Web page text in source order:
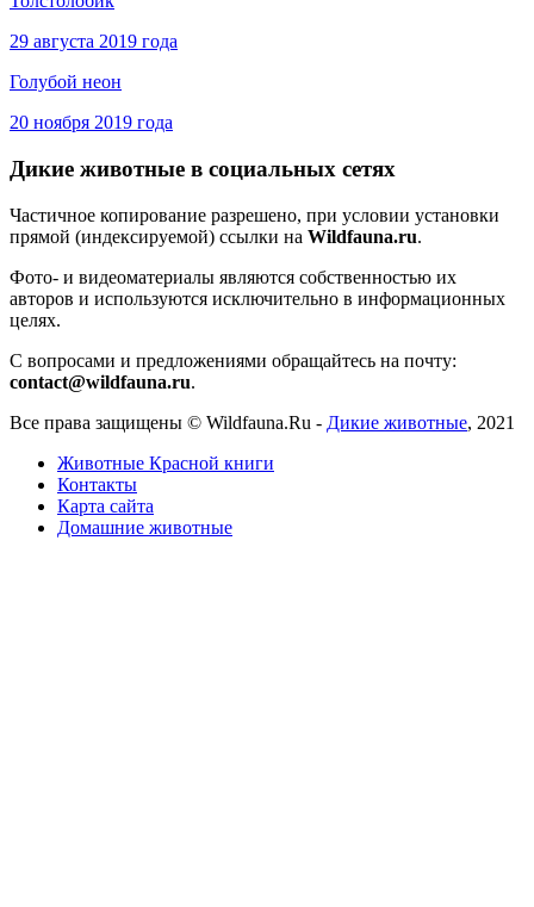
29 августа 2019 года
Голубой неон
20 ноября 2019 года
Дикие животные в социальных сетях
Частичное копирование разрешено, при условии установки
прямой (индексируемой) ссылки на Wildfauna.ru.
Фото- и видеоматериалы являются собственностью их
авторов и используются исключительно в информационных
целях.
С вопросами и предложениями обращайтесь на почту:
contact@wildfauna.ru.
Все права защищены © Wildfauna.Ru - Дикие животные, 2021
Животные Красной книги
Контакты
Карта сайта
Домашние животные